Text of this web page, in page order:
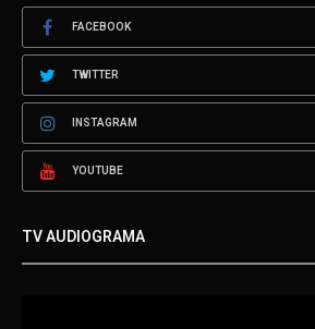
FACEBOOK
TWITTER
INSTAGRAM
YOUTUBE
TV AUDIOGRAMA